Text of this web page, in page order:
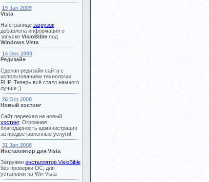
19 Jan 2009
Vista
На странице загрузок
добавлена информация о
запуске VisioBibleпод
Windows Vista.
14 Dec 2008
Редизайн
Сделан редизайн сайта с
использованием технологии
PHP. Теперь всё стало намного
лучше ;)
26 Oct 2008
Новый хостинг
Сайт переехал на новый
хостинг. Огромная
благодарность администрации
за предоставленные услуги!
31 Jan 2008
Инсталлятор для Vista
Загружен инсталлятор VisioBible
без проверки ОС, для
установки на Win Vista